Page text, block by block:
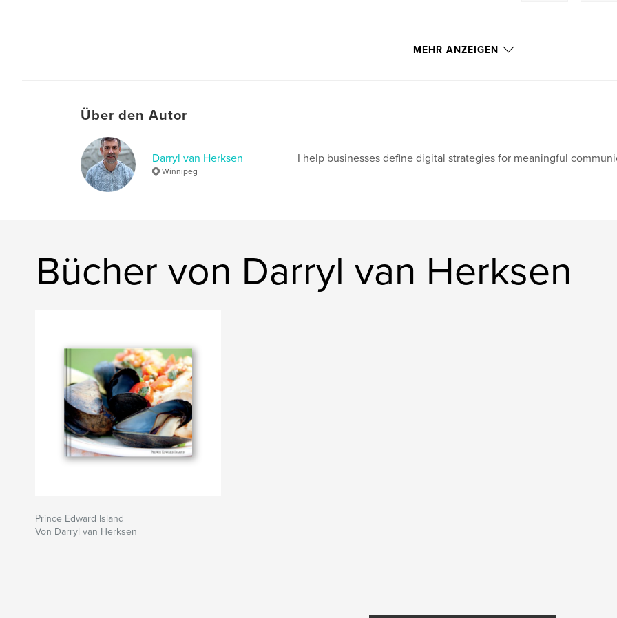
MEHR ANZEIGEN
Über den Autor
Darryl van Herksen
Winnipeg
I help businesses define digital strategies for meaningful
Bücher von Darryl van Herksen
Prince Edward Island
Von Darryl van Herksen